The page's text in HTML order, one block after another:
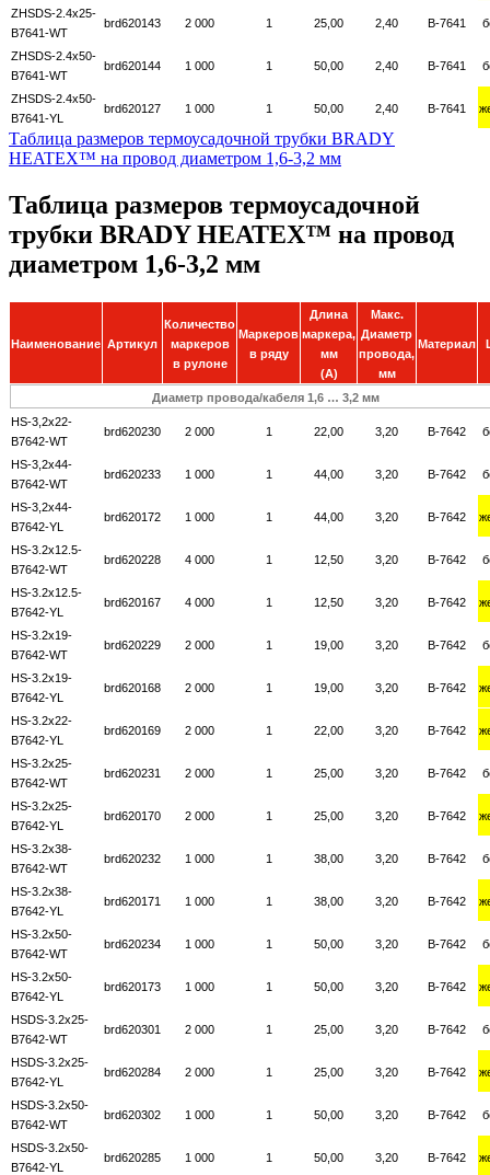
ZHSDS-2.4x25-
B7641-WT
brd620143 2 000 1 25,00 2,40 B-7641
ZHSDS-2.4x50-
B7641-WT
brd620144 1 000 1 50,00 2,40 B-7641
ZHSDS-2.4x50-
B7641-YL
brd620127 1 000 1 50,00 2,40 B-7641
Таблица размеров термоусадочной трубки BRADY
HEATEX™ на провод диаметром 1,6-3,2 мм
Таблица размеров термоусадочной
трубки BRADY HEATEX™ на провод
диаметром 1,6-3,2 мм
Наименование Артикул
Количество
маркеров
в рулоне
Маркеров
в ряду
Длина
маркера,
мм
(A)
Макс.
Диаметр
провода,
мм
Материал
Диаметр провода/кабеля 1,6 … 3,2 мм
HS-3,2x22-
B7642-WT
brd620230 2 000 1 22,00 3,20 B-7642
HS-3,2x44-
B7642-WT
brd620233 1 000 1 44,00 3,20 B-7642
HS-3,2x44-
B7642-YL
brd620172 1 000 1 44,00 3,20 B-7642
HS-3.2x12.5-
B7642-WT
brd620228 4 000 1 12,50 3,20 B-7642
HS-3.2x12.5-
B7642-YL
brd620167 4 000 1 12,50 3,20 B-7642
HS-3.2x19-
B7642-WT
brd620229 2 000 1 19,00 3,20 B-7642
HS-3.2x19-
B7642-YL
brd620168 2 000 1 19,00 3,20 B-7642
HS-3.2x22-
B7642-YL
brd620169 2 000 1 22,00 3,20 B-7642
HS-3.2x25-
B7642-WT
brd620231 2 000 1 25,00 3,20 B-7642
HS-3.2x25-
B7642-YL
brd620170 2 000 1 25,00 3,20 B-7642
HS-3.2x38-
B7642-WT
brd620232 1 000 1 38,00 3,20 B-7642
HS-3.2x38-
B7642-YL
brd620171 1 000 1 38,00 3,20 B-7642
HS-3.2x50-
B7642-WT
brd620234 1 000 1 50,00 3,20 B-7642
HS-3.2x50-
B7642-YL
brd620173 1 000 1 50,00 3,20 B-7642
HSDS-3.2x25-
B7642-WT
brd620301 2 000 1 25,00 3,20 B-7642
HSDS-3.2x25-
B7642-YL
brd620284 2 000 1 25,00 3,20 B-7642
HSDS-3.2x50-
B7642-WT
brd620302 1 000 1 50,00 3,20 B-7642
HSDS-3.2x50-
B7642-YL
brd620285 1 000 1 50,00 3,20 B-7642